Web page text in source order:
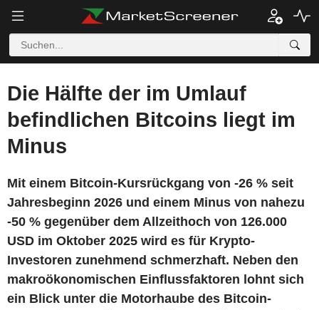
Die Hälfte der im Umlauf
befindlichen Bitcoins liegt im
Minus
Mit einem Bitcoin-Kursrückgang von -26 % seit
Jahresbeginn 2026 und einem Minus von nahezu
-50 % gegenüber dem Allzeithoch von 126.000
USD im Oktober 2025 wird es für Krypto-
Investoren zunehmend schmerzhaft. Neben den
makroökonomischen Einflussfaktoren lohnt sich
ein Blick unter die Motorhaube des Bitcoin-